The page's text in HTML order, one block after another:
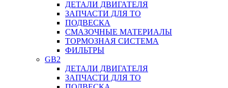
ДЕТАЛИ ДВИГАТЕЛЯ
ЗАПЧАСТИ ДЛЯ ТО
ПОДВЕСКА
СМАЗОЧНЫЕ МАТЕРИАЛЫ
ТОРМОЗНАЯ СИСТЕМА
ФИЛЬТРЫ
GB2
ДЕТАЛИ ДВИГАТЕЛЯ
ЗАПЧАСТИ ДЛЯ ТО